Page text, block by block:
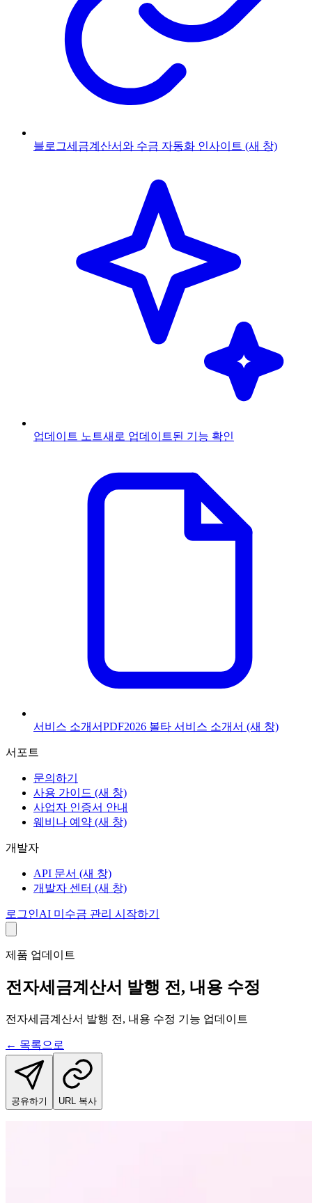
블로그세금계산서와 수금 자동화 인사이트 (새 창)
업데이트 노트새로 업데이트된 기능 확인
서비스 소개서PDF2026 볼타 서비스 소개서 (새 창)
서포트
문의하기
사용 가이드 (새 창)
사업자 인증서 안내
웨비나 예약 (새 창)
개발자
API 문서 (새 창)
개발자 센터 (새 창)
로그인AI 미수금 관리 시작하기
제품 업데이트
전자세금계산서 발행 전, 내용 수정
전자세금계산서 발행 전, 내용 수정 기능 업데이트
← 목록으로
공유하기 URL 복사